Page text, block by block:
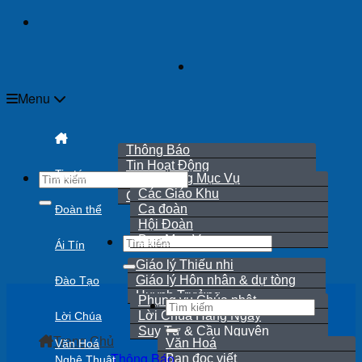
Skip
Menu
Tin tức
Thông Báo
Tin Hoạt Động
Rao Hôn Phối
Cáo Phó
Đoàn thể
Hội Đồng Mục Vụ
Các Giáo Khu
Ca đoàn
Hội Đoàn
Ban Mục Vụ
Ái Tín
Đào Tạo
Giáo lý Thiếu nhi
Giáo lý Hôn nhân & dự tòng
Huynh Trưởng
Lời Chúa
Phụng vụ Chúa nhật
Lời Chúa Hằng Ngày
Suy Tư & Cầu Nguyện
Văn Hoá
Văn Hoá
Bạn đọc viết
Trang Chủ